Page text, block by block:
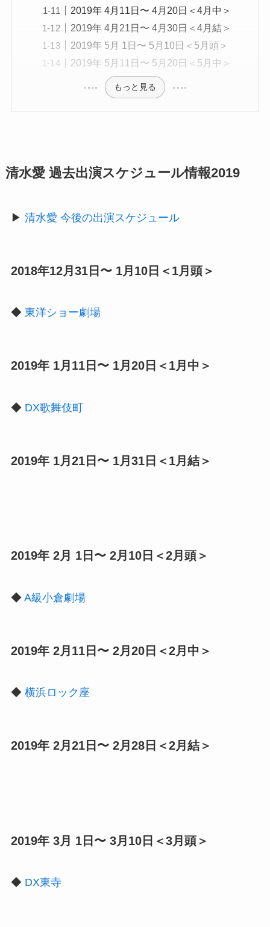
2019年 4月11日〜 4月20日＜4月中＞
2019年 4月21日〜 4月30日＜4月結＞
2019年 5月 1日〜 5月10日＜5月頭＞
2019年 5月11日〜 5月20日＜5月中＞
もっと見る
清水愛 過去出演スケジュール情報2019
▶︎ 清水愛 今後の出演スケジュール
2018年12月31日〜 1月10日＜1月頭＞
◆ 東洋ショー劇場
2019年 1月11日〜 1月20日＜1月中＞
◆ DX歌舞伎町
2019年 1月21日〜 1月31日＜1月結＞
2019年 2月 1日〜 2月10日＜2月頭＞
◆ A級小倉劇場
2019年 2月11日〜 2月20日＜2月中＞
◆ 横浜ロック座
2019年 2月21日〜 2月28日＜2月結＞
2019年 3月 1日〜 3月10日＜3月頭＞
◆ DX東寺